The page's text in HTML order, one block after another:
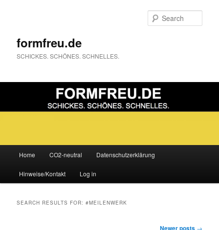
formfreu.de
SCHICKES. SCHÖNES. SCHNELLES.
Skip
to
Skip
to
Home CO2-neutral Datenschutzerklärung
Hinweise/Kontakt Log in
SEARCH RESULTS FOR:#MEILENWERK
Newer posts →